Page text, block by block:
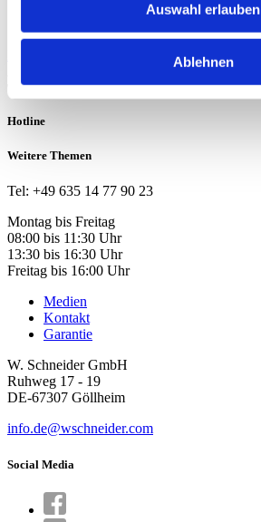
Auswahl erlauben
Ablehnen
Zurück zur Übersicht
Hotline
Weitere Themen
Tel: +49 635 14 77 90 23
Montag bis Freitag
08:00 bis 11:30 Uhr
13:30 bis 16:30 Uhr
Freitag bis 16:00 Uhr
Medien
Kontakt
Garantie
W. Schneider GmbH
Ruhweg 17 - 19
DE-67307 Göllheim
info.de@wschneider.com
Social Media